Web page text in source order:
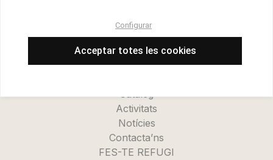
Inici
La cooperativa
Refugi Kanalla
Activitats
Notícies
Contacta’ns
FES-TE REFUGI
Configurar
Acceptar totes les cookies